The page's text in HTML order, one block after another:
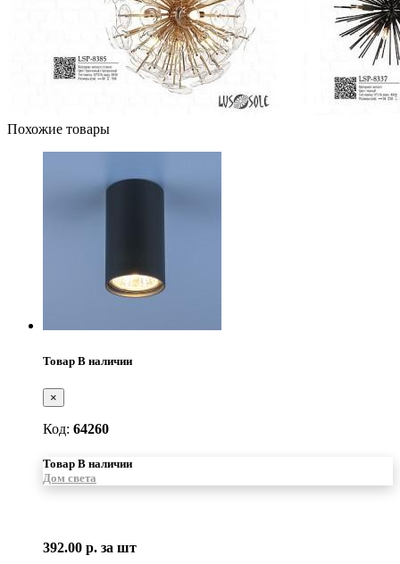
Похожие товары
Товар В наличии
×
Код: 64260
Товар В наличии
Дом света
392.00 р. за шт